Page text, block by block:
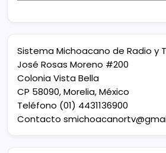
Sistema Michoacano de Radio y
José Rosas Moreno #200
Colonia Vista Bella
CP 58090, Morelia, México
Teléfono (01) 4431136900
Contacto